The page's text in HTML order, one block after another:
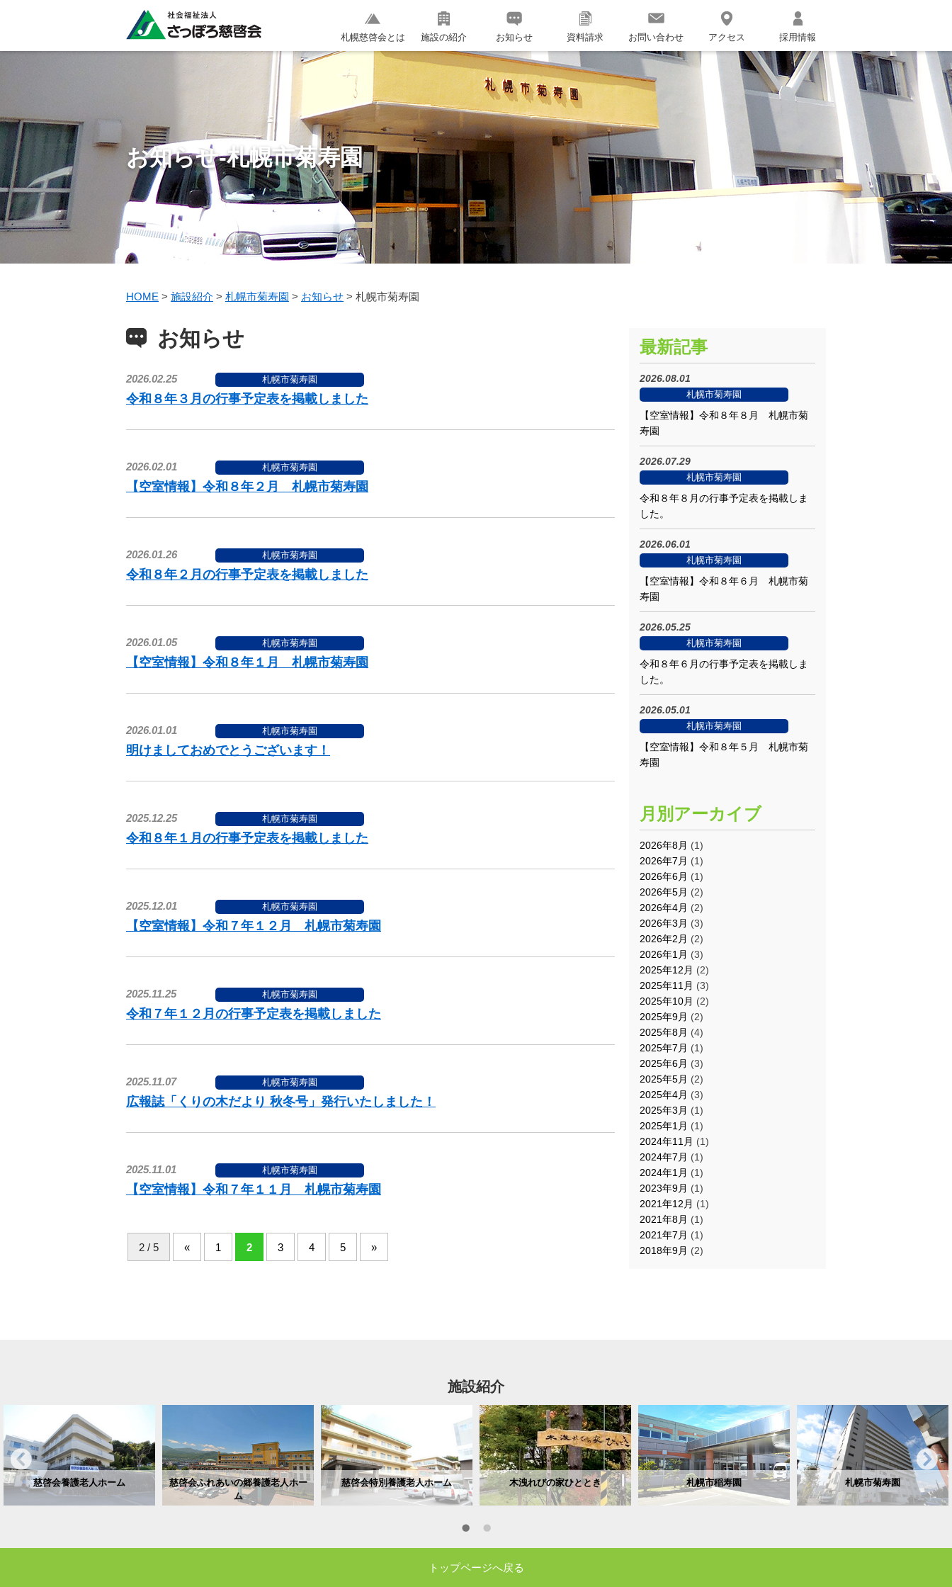
札幌慈啓会とは 施設の紹介 お知らせ 資料請求 お問い合わせ アクセス 採用情報
お知らせ-札幌市菊寿園
HOME > 施設紹介 > 札幌市菊寿園 > お知らせ > 札幌市菊寿園
お知らせ
2026.02.25 札幌市菊寿園
令和８年３月の行事予定表を掲載しました
2026.02.01 札幌市菊寿園
【空室情報】令和８年２月 札幌市菊寿園
2026.01.26 札幌市菊寿園
令和８年２月の行事予定表を掲載しました
2026.01.05 札幌市菊寿園
【空室情報】令和８年１月 札幌市菊寿園
2026.01.01 札幌市菊寿園
明けましておめでとうございます！
2025.12.25 札幌市菊寿園
令和８年１月の行事予定表を掲載しました
2025.12.01 札幌市菊寿園
【空室情報】令和７年１２月 札幌市菊寿園
2025.11.25 札幌市菊寿園
令和７年１２月の行事予定表を掲載しました
2025.11.07 札幌市菊寿園
広報誌「くりの木だより 秋冬号」発行いたしました！
2025.11.01 札幌市菊寿園
【空室情報】令和７年１１月 札幌市菊寿園
2 / 5 « 1 2 3 4 5 »
最新記事
2026.08.01
札幌市菊寿園
【空室情報】令和８年８月 札幌市菊
寿園
2026.07.29
札幌市菊寿園
令和８年８月の行事予定表を掲載しま
した。
2026.06.01
札幌市菊寿園
【空室情報】令和８年６月 札幌市菊
寿園
2026.05.25
札幌市菊寿園
令和８年６月の行事予定表を掲載しま
した。
2026.05.01
札幌市菊寿園
【空室情報】令和８年５月 札幌市菊
寿園
月別アーカイブ
2026年8月 (1)
2026年7月 (1)
2026年6月 (1)
2026年5月 (2)
2026年4月 (2)
2026年3月 (3)
2026年2月 (2)
2026年1月 (3)
2025年12月 (2)
2025年11月 (3)
2025年10月 (2)
2025年9月 (2)
2025年8月 (4)
2025年7月 (1)
2025年6月 (3)
2025年5月 (2)
2025年4月 (3)
2025年3月 (1)
2025年1月 (1)
2024年11月 (1)
2024年7月 (1)
2024年1月 (1)
2023年9月 (1)
2021年12月 (1)
2021年8月 (1)
2021年7月 (1)
2018年9月 (2)
施設紹介
慈啓会養護老人ホーム
慈啓会ふれあいの郷養護老人ホー
ム
慈啓会特別養護老人ホーム 木洩れびの家ひととき 札幌市稲寿園 札幌市菊寿園
トップページへ戻る